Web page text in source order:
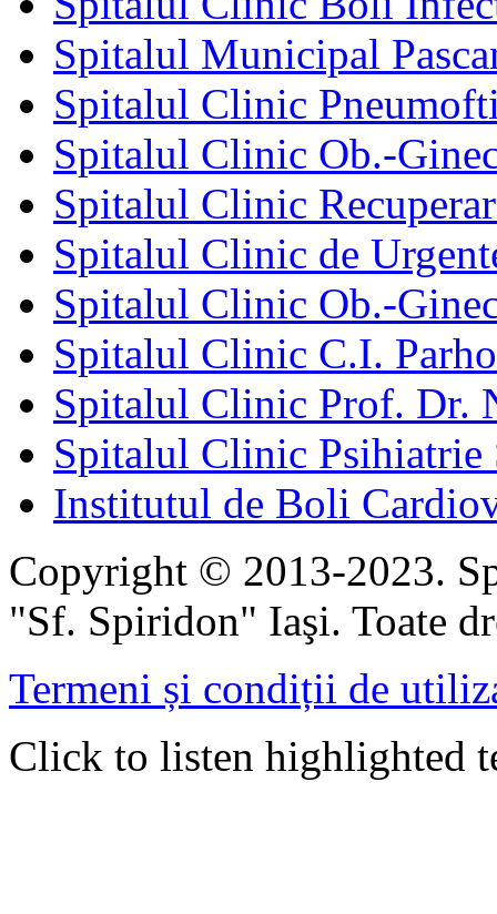
Spitalul Municipal
Spitalul Clinic
Spitalul Clinic Ob.-
Spitalul Clinic
Spitalul Clinic de
Spitalul Clinic Ob.-
Spitalul Clinic C.I.
Spitalul Clinic Prof. Dr.
Spitalul Clinic Psihiatrie
Institutul de Boli
Copyright © 2013-2023.
"Sf. Spiridon" Iaşi. Toate
Termeni și condiții de
Click to listen highlighted